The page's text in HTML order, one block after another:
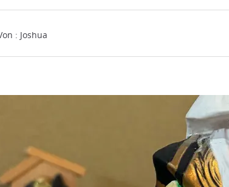
: Joshua